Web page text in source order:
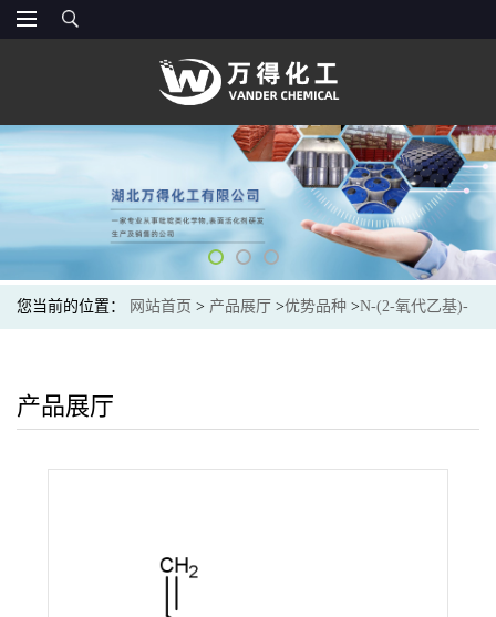
您当前的位置： 网站首页 > 产品展厅 >优势品种 >N-(2-氧代乙基)-
产品展厅